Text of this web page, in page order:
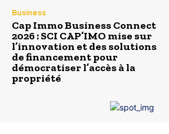
Business
Cap Immo Business Connect
2026 : SCI CAP’IMO mise sur
l’innovation et des solutions
de financement pour
démocratiser l’accès à la
propriété